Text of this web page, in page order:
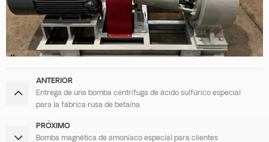
ANTERIOR
Entrega de una bomba centrífuga de ácido sulfúrico especial
para la fábrica rusa de betaína
PRÓXIMO
Bomba magnética de amoníaco especial para clientes